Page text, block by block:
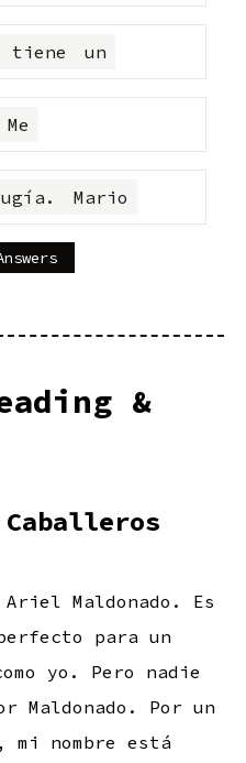
tiene un
Me
Mario
&
Maldonado. Es
para un
yo. Pero nadie
Maldonado. Por un
nombre está